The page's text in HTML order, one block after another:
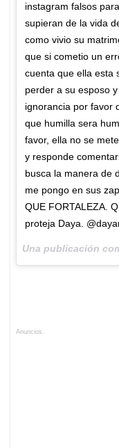
instagram falsos
supieran de la vida
como vivio su
que si cometio un
cuenta que ella esta
perder a su esposo
ignorancia por favor
que humilla sera
favor, ella no se
y responde
busca la manera de
me pongo en sus
QUE FORTALEZA.
proteja Daya.
Una publicación
Anuncios.